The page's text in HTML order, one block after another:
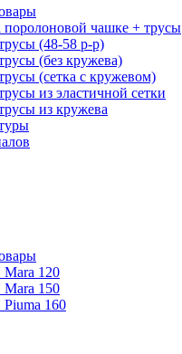
поролоновой чашке + трусы
(48-58 р-р)
(без кружева)
(сетка с кружевом)
из эластичной сетки
из кружева
120
150
160